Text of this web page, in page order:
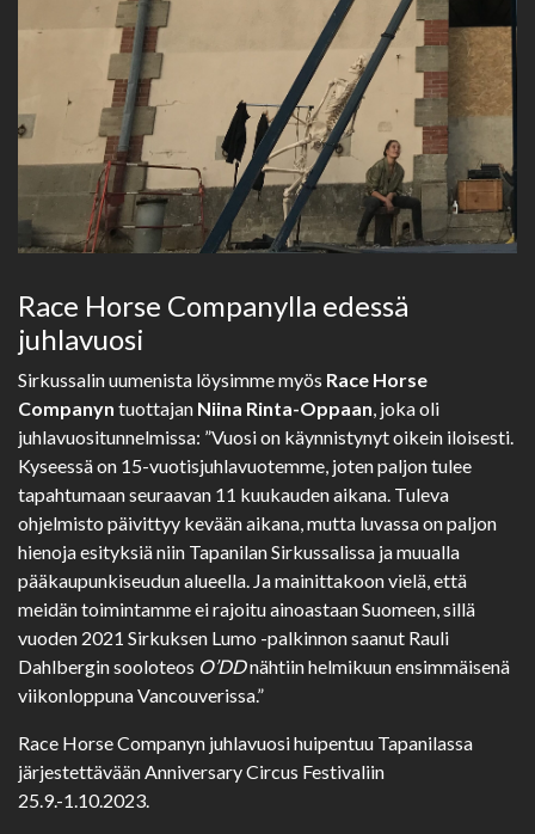
Race Horse Companylla edessä
juhlavuosi
Sirkussalin uumenista löysimme myös Race Horse
Companyn tuottajan Niina Rinta-Oppaan, joka oli
juhlavuositunnelmissa: ”Vuosi on käynnistynyt oikein iloisesti.
Kyseessä on 15-vuotisjuhlavuotemme, joten paljon tulee
tapahtumaan seuraavan 11 kuukauden aikana. Tuleva
ohjelmisto päivittyy kevään aikana, mutta luvassa on paljon
hienoja esityksiä niin Tapanilan Sirkussalissa ja muualla
pääkaupunkiseudun alueella. Ja mainittakoon vielä, että
meidän toimintamme ei rajoitu ainoastaan Suomeen, sillä
vuoden 2021 Sirkuksen Lumo -palkinnon saanut Rauli
Dahlbergin sooloteos O’DDnähtiin helmikuun ensimmäisenä
viikonloppuna Vancouverissa.”
Race Horse Companyn juhlavuosi huipentuu Tapanilassa
järjestettävään Anniversary Circus Festivaliin
25.9.-1.10.2023.